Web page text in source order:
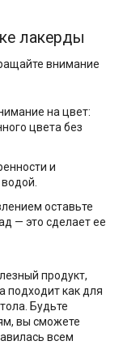
лакерды
внимание
на цвет:
цвета без
и
оставьте
— это сделает ее
продукт,
подходит как для
Будьте
вы сможете
всем